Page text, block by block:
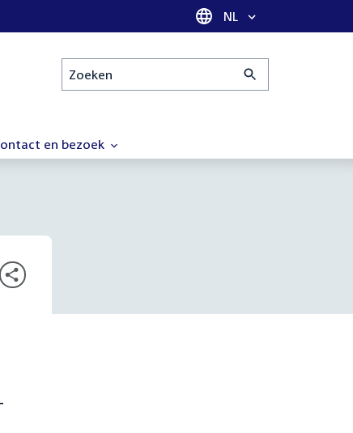
Taal selectie
NL
Zoeken
en bezoek